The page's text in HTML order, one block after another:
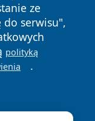
ze
do serwisu",
polityką
.
Polityka
Cookies